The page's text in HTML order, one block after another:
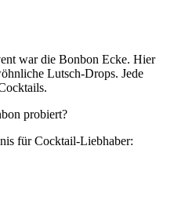
war die Bonbon Ecke. Hier
Lutsch-Drops. Jede
probiert?
für Cocktail-Liebhaber: